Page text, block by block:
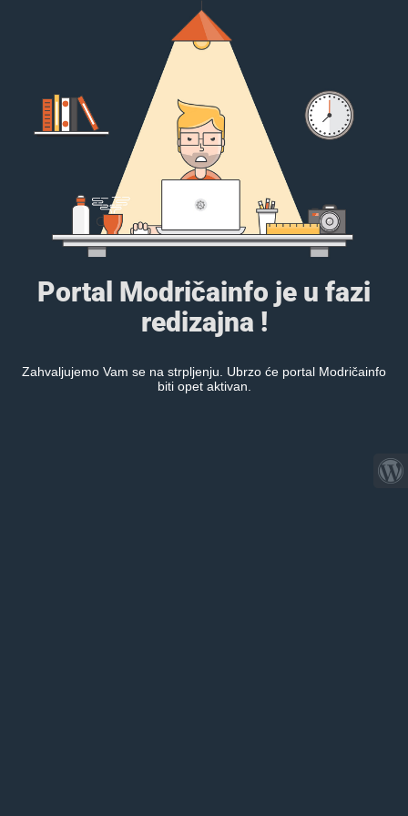
Portal Modričainfo je u fazi
redizajna !
Zahvaljujemo Vam se na strpljenju. Ubrzo će portal Modričainfo
biti opet aktivan.